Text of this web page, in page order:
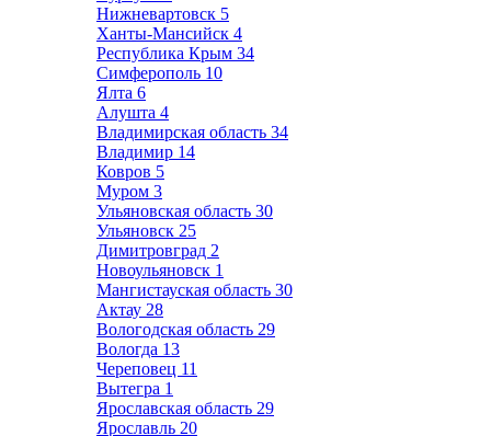
Нижневартовск 5
Ханты-Мансийск 4
Республика Крым 34
Симферополь 10
Ялта 6
Алушта 4
Владимирская область 34
Владимир 14
Ковров 5
Муром 3
Ульяновская область 30
Ульяновск 25
Димитровград 2
Новоульяновск 1
Мангистауская область 30
Актау 28
Вологодская область 29
Вологда 13
Череповец 11
Вытегра 1
Ярославская область 29
Ярославль 20